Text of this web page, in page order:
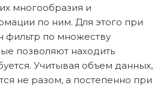
многообразия и
по ним. Для этого при
фильтр по множеству
позволяют находить
Учитывая объем данных,
не разом, а постепенно при